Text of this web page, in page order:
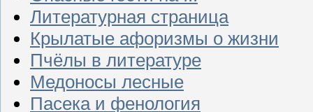
Литературная страница
Крылатые афоризмы о жизни
Пчёлы в литературе
Медоносы лесные
Пасека и фенология